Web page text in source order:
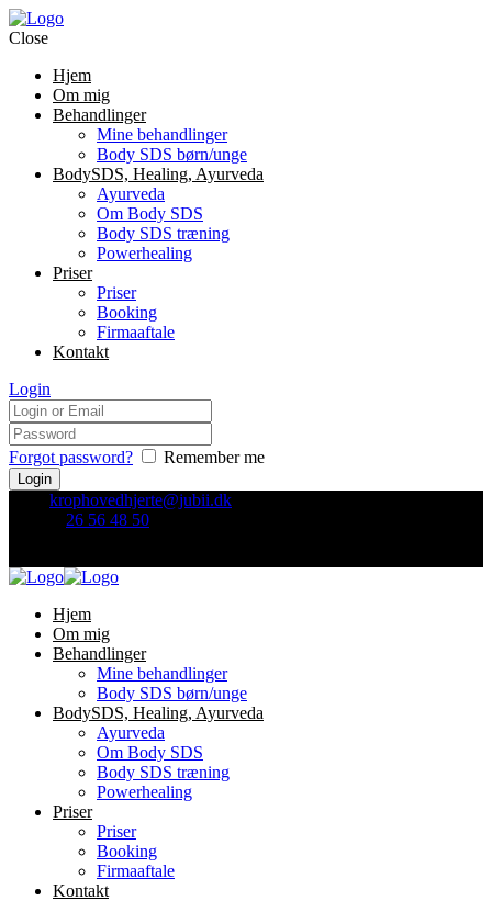
Close
Hjem
Om mig
Behandlinger
Mine behandlinger
Body SDS børn/unge
BodySDS, Healing, Ayurveda
Ayurveda
Om Body SDS
Body SDS træning
Powerhealing
Priser
Priser
Booking
Firmaaftale
Kontakt
Login
Forgot password? Remember me
krophovedhjerte@jubii.dk
26 56 48 50
Hjem
Om mig
Behandlinger
Mine behandlinger
Body SDS børn/unge
BodySDS, Healing, Ayurveda
Ayurveda
Om Body SDS
Body SDS træning
Powerhealing
Priser
Priser
Booking
Firmaaftale
Kontakt